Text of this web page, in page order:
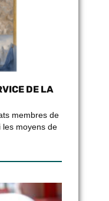
DE LA
membres de
les moyens de